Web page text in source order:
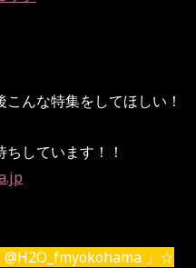
んな特集をしてほしい！
しています！！
」☆